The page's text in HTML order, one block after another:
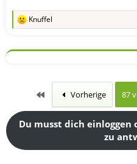
R
k
n
Knuffel
Erste Vorherige 87
Du musst dich
zu